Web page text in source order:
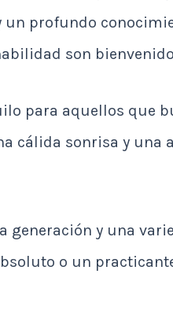
un profundo
son
para aquellos que
cálida sonrisa y una
y una
o un